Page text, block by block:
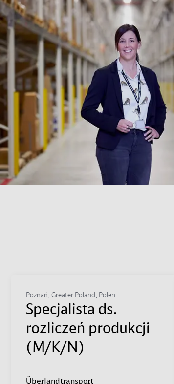
Specjalista ds.
rozliczeń produkcji
(M/K/N)
Poznań, Greater Poland, Polen
Überlandtransport